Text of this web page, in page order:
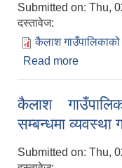
Submitted on: Thu,
दस्तावेज:
कैलाश
Read more
कैलाश
सम्बन्धमा व्यवस्था
Submitted on: Thu,